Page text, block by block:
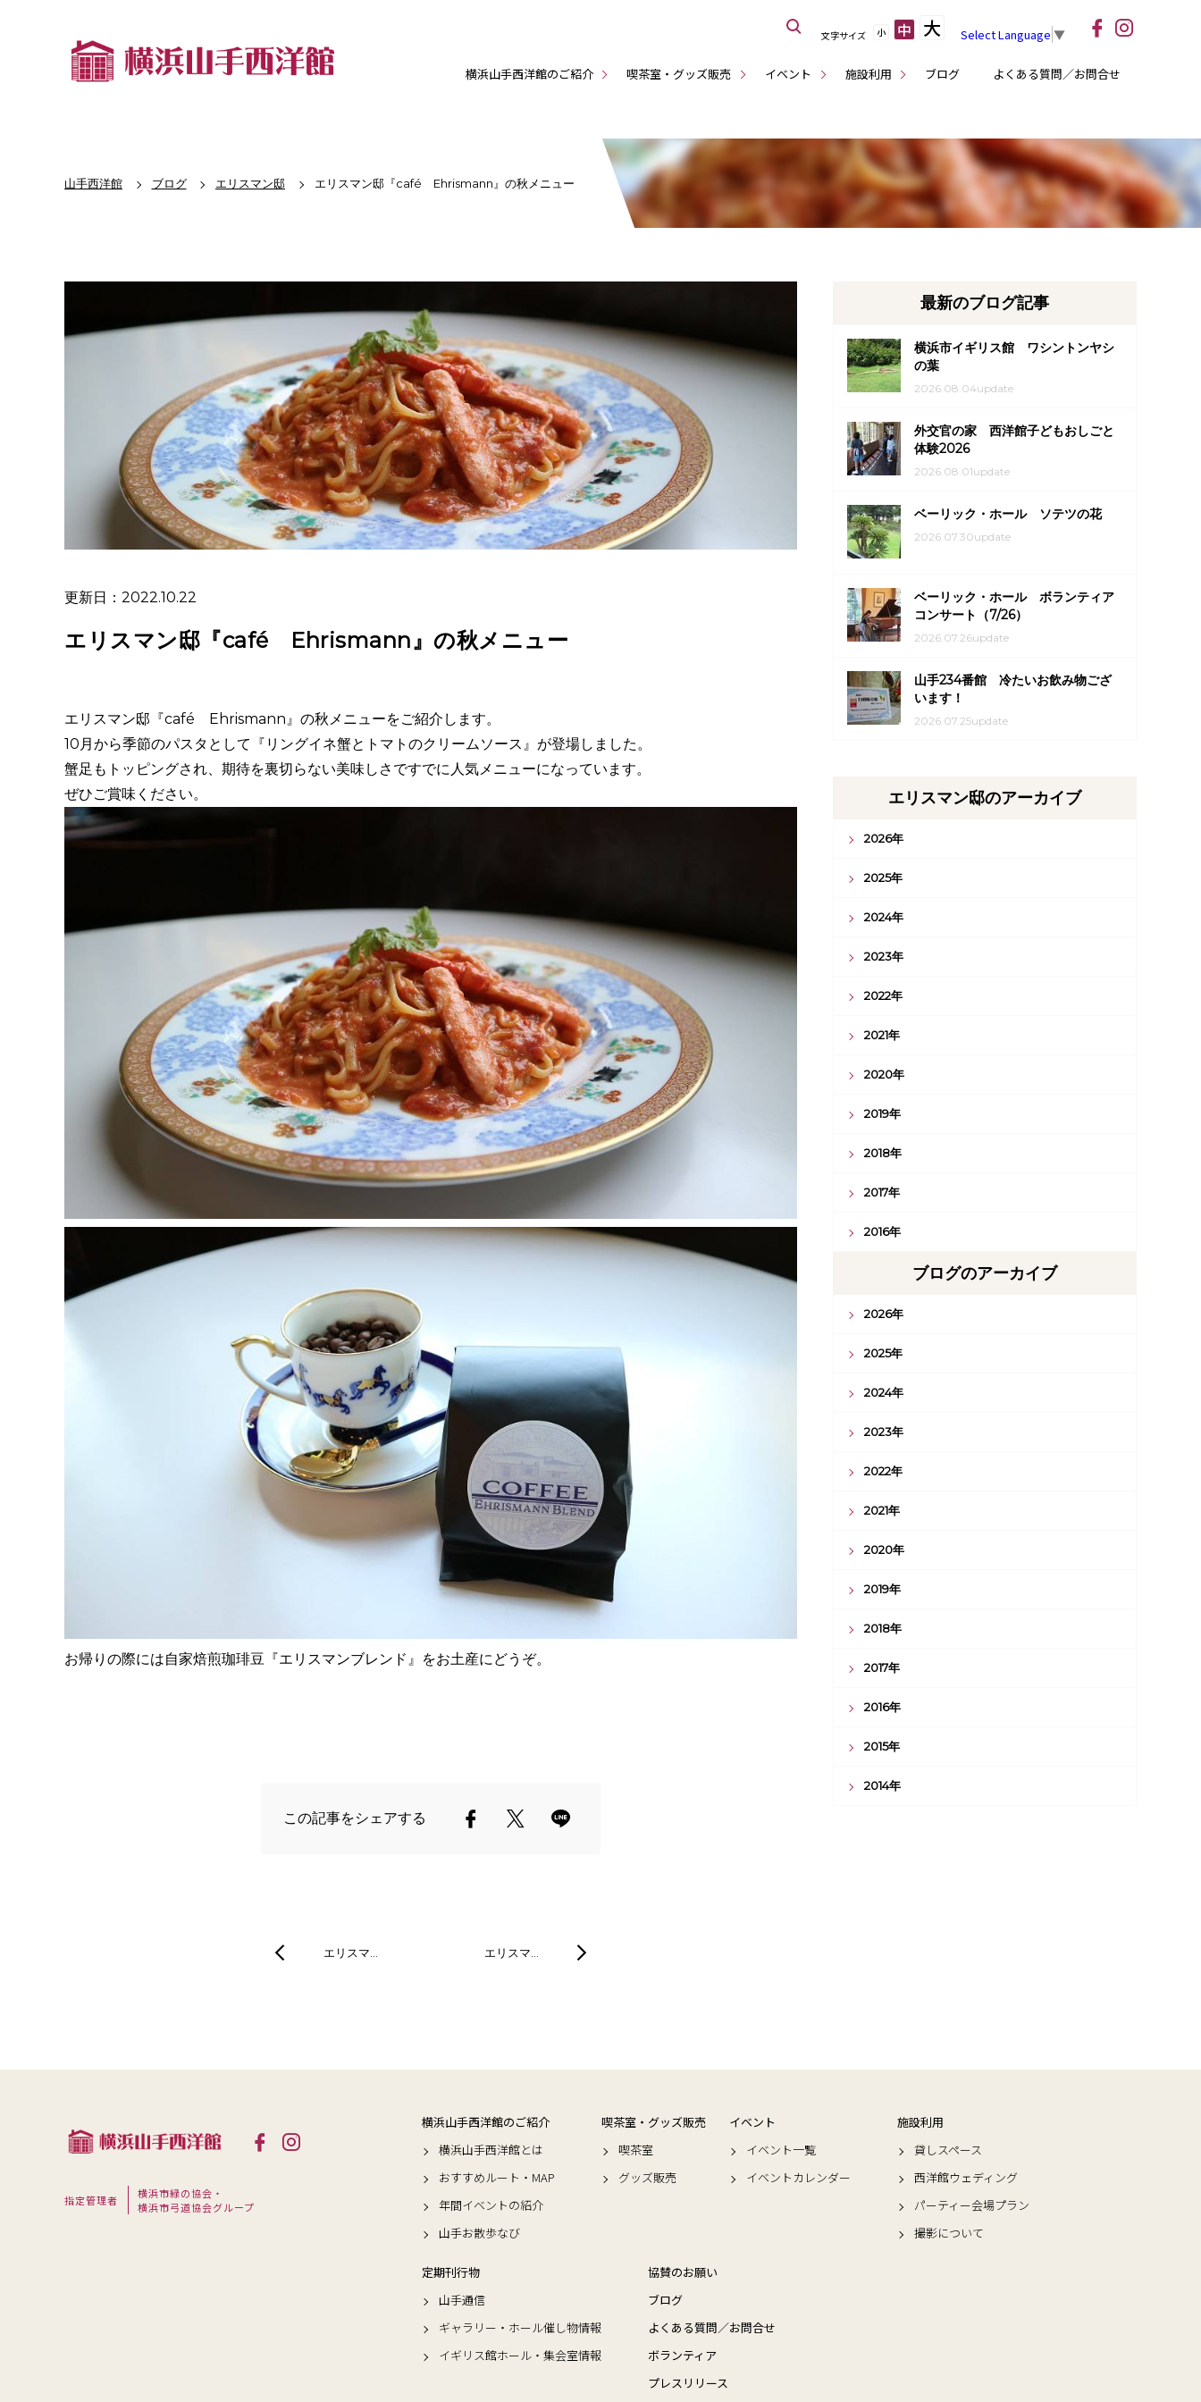
横浜山手西洋館のご紹介 喫茶室・グッズ販売 イベント 施設利用 ブログ よくある質問／お問合せ
文字サイズ 小 中 大 Select Language ▼
山手西洋館 ブログ エリスマン邸 エリスマン邸『café Ehrismann』の秋メニュー
更新日：2022.10.22
エリスマン邸『café Ehrismann』の秋メニュー
エリスマン邸『café Ehrismann』の秋メニューをご紹介します。
10月から季節のパスタとして『リングイネ蟹とトマトのクリームソース』が登場しました。
蟹足もトッピングされ、期待を裏切らない美味しさですでに人気メニューになっています。
ぜひご賞味ください。
お帰りの際には自家焙煎珈琲豆『エリスマンブレンド』をお土産にどうぞ。
この記事をシェアする
エリスマ… エリスマ…
最新のブログ記事
横浜市イギリス館 ワシントンヤシ
の葉
2026.08.04update
外交官の家 西洋館子どもおしごと
体験2026
2026.08.01update
ベーリック・ホール ソテツの花
2026.07.30update
ベーリック・ホール ボランティア
コンサート（7/26）
2026.07.26update
山手234番館 冷たいお飲み物ござ
います！
2026.07.25update
エリスマン邸のアーカイブ
2026年
2025年
2024年
2023年
2022年
2021年
2020年
2019年
2018年
2017年
2016年
ブログのアーカイブ
2026年
2025年
2024年
2023年
2022年
2021年
2020年
2019年
2018年
2017年
2016年
2015年
2014年
指定管理者
横浜市緑の協会・
横浜市弓道協会グループ
横浜山手西洋館のご紹介
横浜山手西洋館とは
おすすめルート・MAP
年間イベントの紹介
山手お散歩なび
喫茶室・グッズ販売
喫茶室
グッズ販売
イベント
イベント一覧
イベントカレンダー
施設利用
貸しスペース
西洋館ウェディング
パーティー会場プラン
撮影について
定期刊行物
山手通信
ギャラリー・ホール催し物情報
イギリス館ホール・集会室情報
協賛のお願い
ブログ
よくある質問／お問合せ
ボランティア
プレスリリース